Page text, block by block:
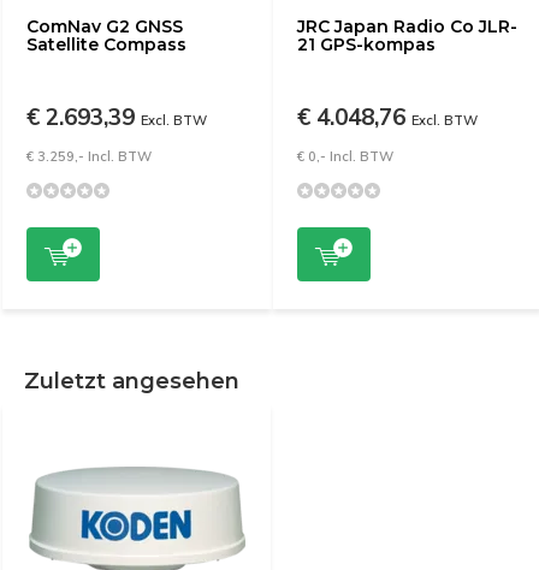
ComNav G2 GNSS
Satellite Compass
€ 2.693,39 Excl. BTW
€ 3.259,- Incl. BTW
JRC Japan Radio Co JLR-
21 GPS-kompas
€ 4.048,76 Excl. BTW
€ 0,- Incl. BTW
Zuletzt angesehen